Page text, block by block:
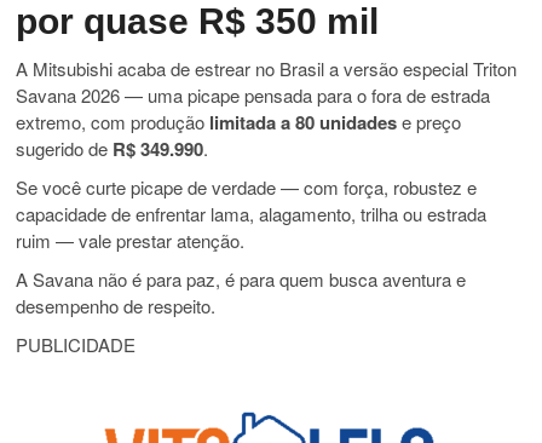
por quase R$ 350 mil
A Mitsubishi acaba de estrear no Brasil a versão especial Triton
Savana 2026 — uma picape pensada para o fora de estrada
extremo, com produção limitada a 80 unidadese preço
sugerido de R$ 349.990.
Se você curte picape de verdade — com força, robustez e
capacidade de enfrentar lama, alagamento, trilha ou estrada
ruim — vale prestar atenção.
A Savana não é para paz, é para quem busca aventura e
desempenho de respeito.
PUBLICIDADE